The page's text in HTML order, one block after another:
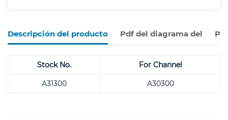
Descripción del producto Pdf del diagrama del
Stock No.
For Channel
A31300
A30300